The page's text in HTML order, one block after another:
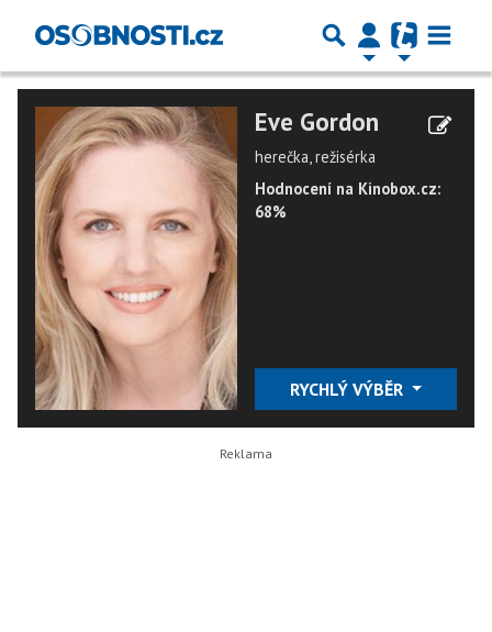
Eve Gordon
herečka, režisérka
Hodnocení na Kinobox.cz:
68%
RYCHLÝ VÝBĚR